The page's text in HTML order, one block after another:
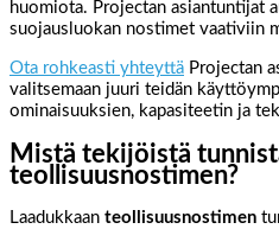
huomiota. Projectan asiantuntijat
suojausluokan nostimet vaativiin
Ota rohkeasti yhteyttä Projectan
valitsemaan juuri teidän
ominaisuuksien, kapasiteetin ja
Mistä tekijöistä
teollisuusnostimen?
Laadukkaan teollisuusnostimen